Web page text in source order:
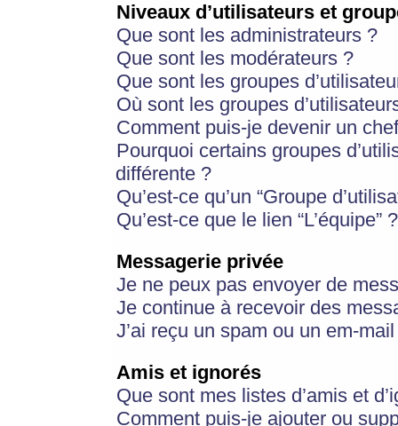
Niveaux d’utilisateurs et
Que sont les administrateurs ?
Que sont les modérateurs ?
Que sont les groupes
Où sont les groupes
Comment puis-je devenir un
Pourquoi certains groupes
différente ?
Qu’est-ce qu’un “Groupe
Qu’est-ce que le lien “L’équipe” ?
Messagerie privée
Je ne peux pas envoyer de
Je continue à recevoir des
J’ai reçu un spam ou un em-
Amis et ignorés
Que sont mes listes d’amis et
Comment puis-je ajouter ou